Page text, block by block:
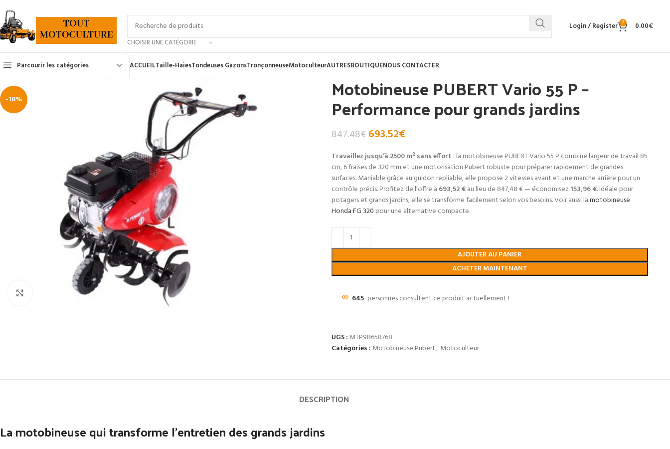
CHOISIR UNE CATÉGORIE
Login / Register 0 0.00€
Parcourir les catégories ACCUEILTaille-HaiesTondeuses GazonsTronçonneuseMotoculteurAUTRESBOUTIQUENOUS CONTACTER
-18%
Click to enlarge
Motobineuse PUBERT Vario 55 P –
Performance pour grands jardins
847.48€693.52€
Travaillez jusqu’à 2500 m² sans effort : la motobineuse PUBERT Vario 55 P combine largeur de travail 85
cm, 6 fraises de 320 mm et une motorisation Pubert robuste pour préparer rapidement de grandes
surfaces. Maniable grâce au guidon repliable, elle propose 2 vitesses avant et une marche arrière pour un
contrôle précis. Profitez de l’offre à 693,52 €au lieu de 847,48 € — économisez153,96 €. Idéale pour
potagers et grands jardins, elle se transforme facilement selon vos besoins. Voir aussi lamotobineuse
Honda FG 320 pour une alternative compacte.
AJOUTER AU PANIER
ACHETER MAINTENANT
645 personnes consultent ce produit actuellement !
UGS : MTP98658768
Catégories : Motobineuse Pubert, Motoculteur
DESCRIPTION
La motobineuse qui transforme l’entretien des grands jardins